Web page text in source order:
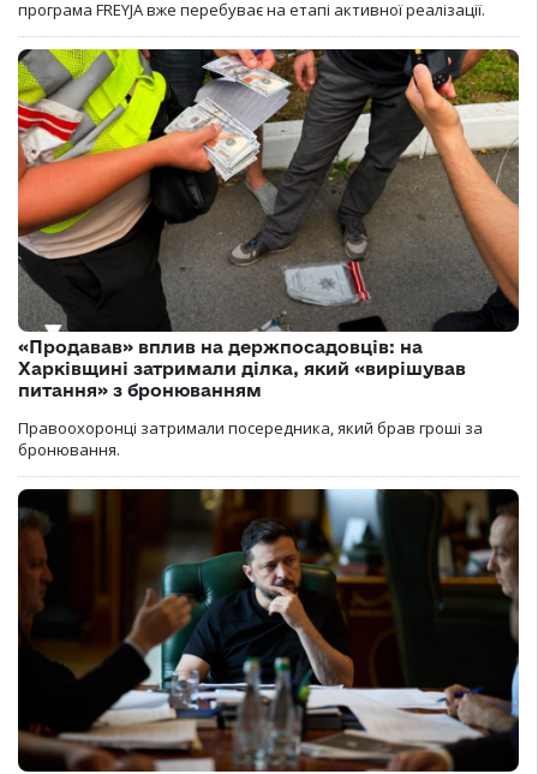
програма FREYJA вже перебуває на етапі активної реалізації.
«Продавав» вплив на держпосадовців: на
Харківщині затримали ділка, який «вирішував
питання» з бронюванням
Правоохоронці затримали посередника, який брав гроші за
бронювання.